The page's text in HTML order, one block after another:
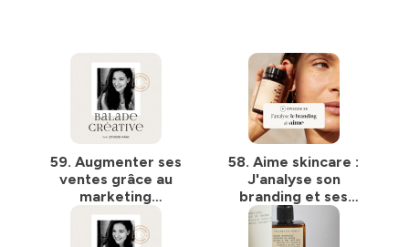
59. Augmenter ses
ventes grâce au
marketing
d'influence
58. Aime skincare :
J'analyse son
branding et ses
secrets marketing